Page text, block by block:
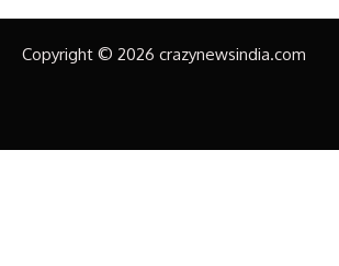
Copyright © 2026 crazynewsindia.com